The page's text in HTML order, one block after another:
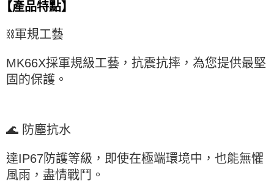
【產品特點】
⛓️軍規工藝
MK66X採軍規級工藝，抗震抗摔，為您提供最堅
固的保護。
🌊 防塵抗水
達IP67防護等級，即使在極端環境中，也能無懼
風雨，盡情戰鬥。